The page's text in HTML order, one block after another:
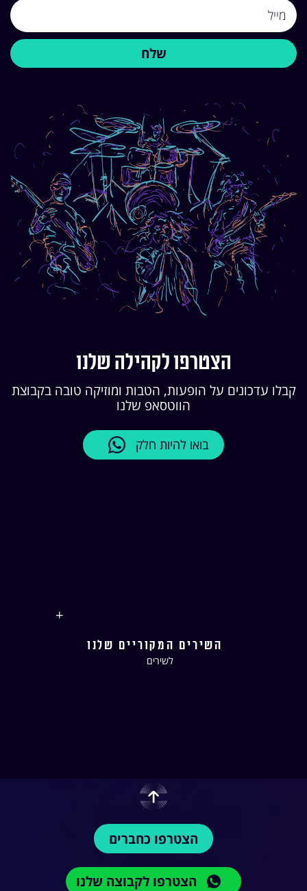
הצטרפו לקהילה שלנו
קבלו עדכונים על הופעות, הטבות ומוזיקה טובה בקבוצת
הווטסאפ שלנו
בואו להיות חלק
+
השירים המקוריים שלנו
לשירים
הצטרפו כחברים
הצטרפו לקבוצה שלנו